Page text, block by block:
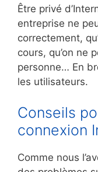
Être privé
entreprise ne
correctement,
cours, qu’on ne
personne… En
les utilisateurs.
Conseils
connexion
Comme nous